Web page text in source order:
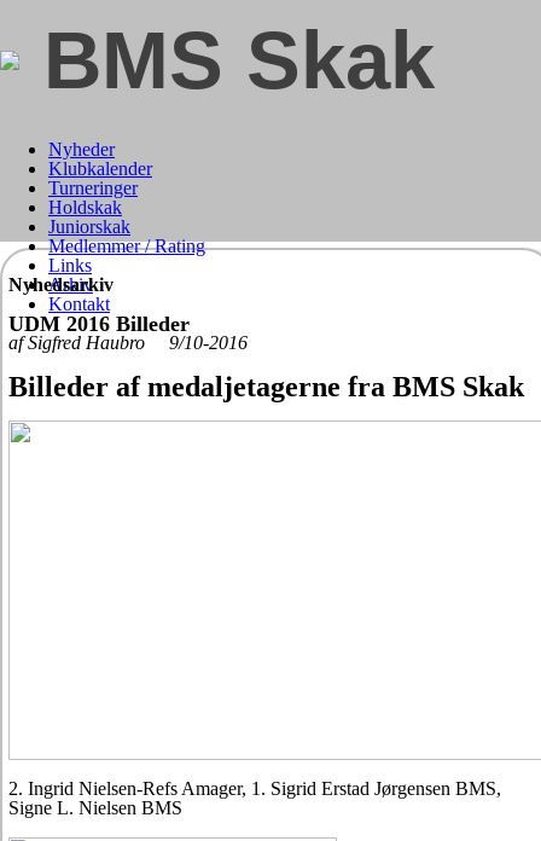
BMS Skak
Nyheder
Klubkalender
Turneringer
Holdskak
Juniorskak
Medlemmer / Rating
Links
Arkiv
Kontakt
Nyhedsarkiv
UDM 2016 Billeder
af Sigfred Haubro 9/10-2016
Billeder af medaljetagerne fra BMS Skak
2. Ingrid Nielsen-Refs Amager, 1. Sigrid Erstad Jørgensen BMS,
Signe L. Nielsen BMS